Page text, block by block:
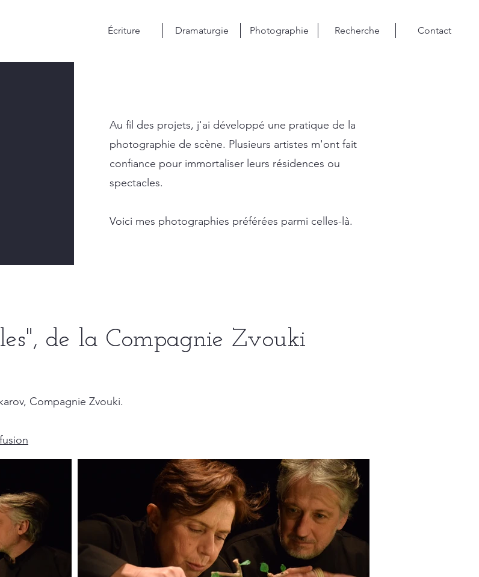
Écriture Dramaturgie Photographie Recherche Contact
Au fil des projets, j'ai développé une pratique de la
photographie de scène. Plusieurs artistes m'ont fait
confiance pour immortaliser leurs résidences ou
spectacles.
Voici mes photographies préférées parmi celles-là.
de la Compagnie Zvouki
Compagnie Zvouki.